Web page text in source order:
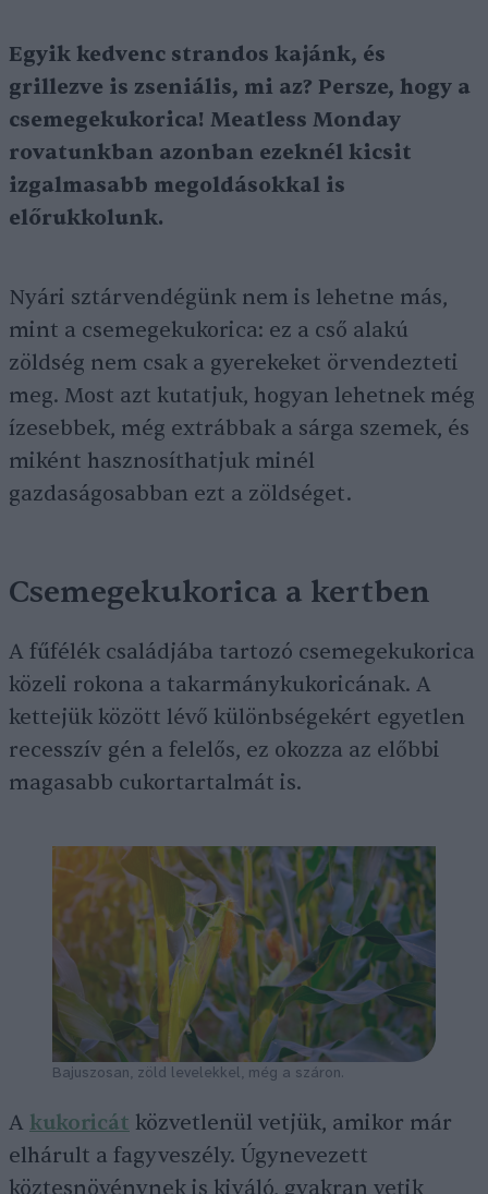
Egyik kedvenc strandos kajánk, és
grillezve is zseniális, mi az? Persze, hogy a
csemegekukorica! Meatless Monday
rovatunkban azonban ezeknél kicsit
izgalmasabb megoldásokkal is
előrukkolunk.
Nyári sztárvendégünk nem is lehetne más,
mint a csemegekukorica: ez a cső alakú
zöldség nem csak a gyerekeket örvendezteti
meg. Most azt kutatjuk, hogyan lehetnek még
ízesebbek, még extrábbak a sárga szemek, és
miként hasznosíthatjuk minél
gazdaságosabban ezt a zöldséget.
Csemegekukorica a kertben
A fűfélék családjába tartozó csemegekukorica
közeli rokona a takarmánykukoricának. A
kettejük között lévő különbségekért egyetlen
recesszív gén a felelős, ez okozza az előbbi
magasabb cukortartalmát is.
Bajuszosan, zöld levelekkel, még a száron.
A kukoricát közvetlenül vetjük, amikor már
elhárult a fagyveszély. Úgynevezett